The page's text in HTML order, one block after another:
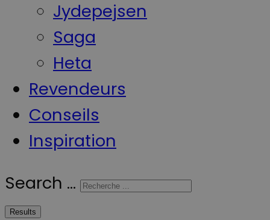
Jydepejsen
Saga
Heta
Revendeurs
Conseils
Inspiration
Search ...
Results